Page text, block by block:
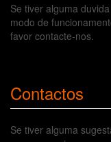
Se tiver alguma
modo de
favor contacte-nos.
Contactos
Se tiver alguma